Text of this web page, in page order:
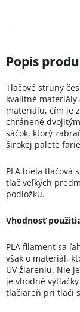
Tlačové struny
kvalitné
materiálu, čím je
chránené
sáčok, ktorý
širokej palete
PLA biela tlačová
tlač veľkých
podložku.
Vhodnosť
PLA filament sa
však o materiál,
UV žiareniu. Nie
je vhodné
tlačiareň pri tlači